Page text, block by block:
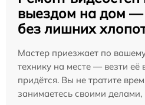
выездом на дом —
без лишних
Мастер приезжает по
технику на месте — везти её
придётся. Вы не тратите
занимаетесь своими делами,